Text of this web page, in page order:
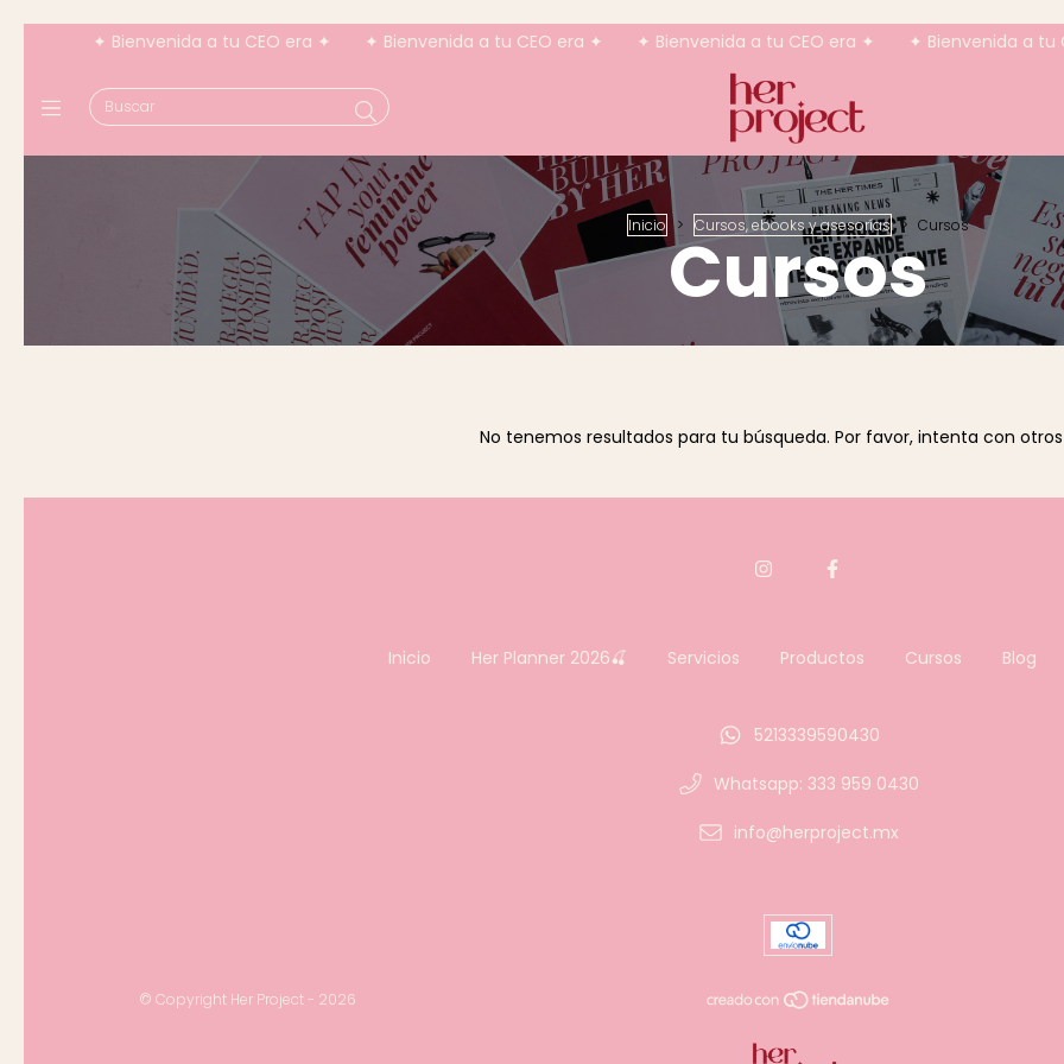
✦ Bienvenida a tu CEO era ✦ ✦ Bienvenida a tu CEO era ✦ ✦ Bienvenida a tu CEO era ✦ ✦ Bienvenida a tu
Inicio > Cursos, ebooks y asesorías > Cursos
Cursos
No tenemos resultados para tu búsqueda. Por favor, intenta con
Inicio Her Planner 2026🍒 Servicios Productos Cursos Blog
5213339590430
Whatsapp: 333 959 0430
info@herproject.mx
© Copyright Her Project - 2026